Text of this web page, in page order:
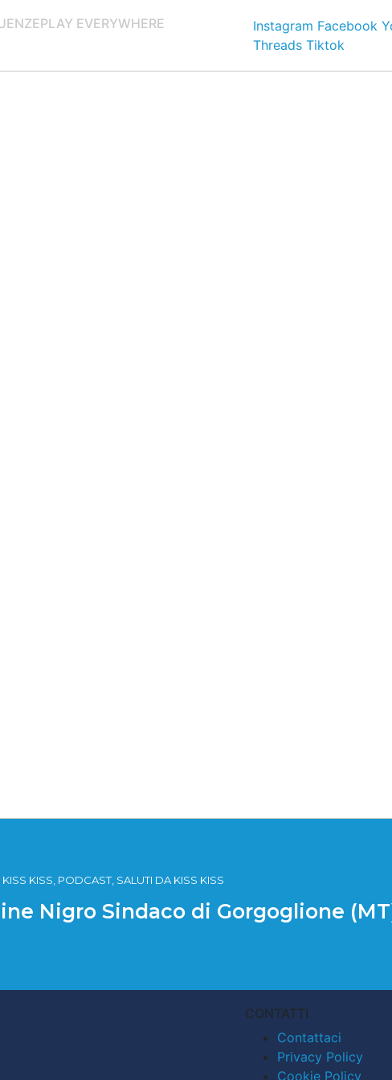
PLAY EVERYWHERE Instagram Facebook
Threads Tiktok
KISS, PODCAST, SALUTI DA KISS KISS
Nigro Sindaco di Gorgoglione
CONTATTI
Contattaci
Privacy Policy
Cookie Policy